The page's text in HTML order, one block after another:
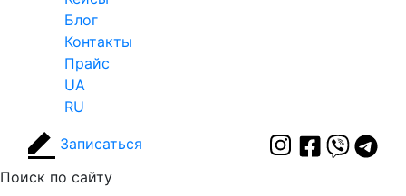
Блог
Контакты
Прайс
UA
RU
Записаться
Поиск по сайту